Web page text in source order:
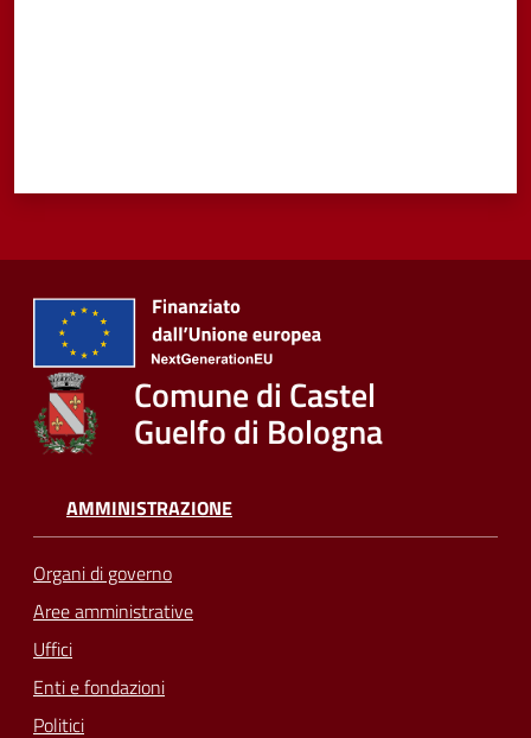
Comune di Castel
Guelfo di Bologna
AMMINISTRAZIONE
Organi di governo
Aree amministrative
Uffici
Enti e fondazioni
Politici